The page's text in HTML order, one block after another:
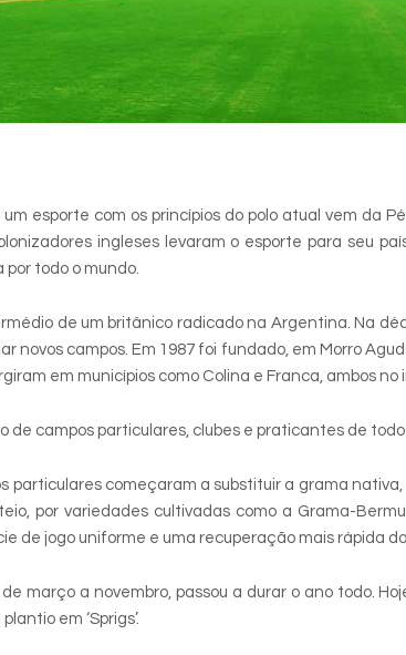
esporte com os princípios do polo atual vem da
ingleses levaram o esporte para seu
todo o mundo.
de um britânico radicado na Argentina. Na
novos campos. Em 1987 foi fundado, em Morro
em municípios como Colina e Franca, ambos no
de campos particulares, clubes e praticantes de todo
particulares começaram a substituir a grama
por variedades cultivadas como a Grama-
de jogo uniforme e uma recuperação mais rápida
março a novembro, passou a durar o ano todo.
em ‘Sprigs’.